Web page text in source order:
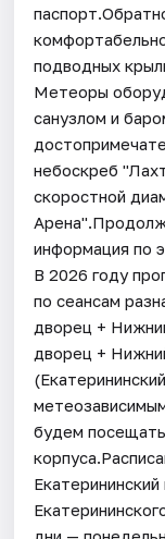
подводных
Метеоры
санузлом и
небоскреб
скоростной
информация по
В 2026 году
по сеансам
дворец +
дворец +
будем